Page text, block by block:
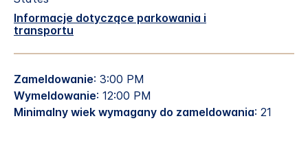
Informacje dotyczące parkowania i
transportu
Zameldowanie: 3:00 PM
Wymeldowanie: 12:00 PM
Minimalny wiek wymagany do zameldowania: 21